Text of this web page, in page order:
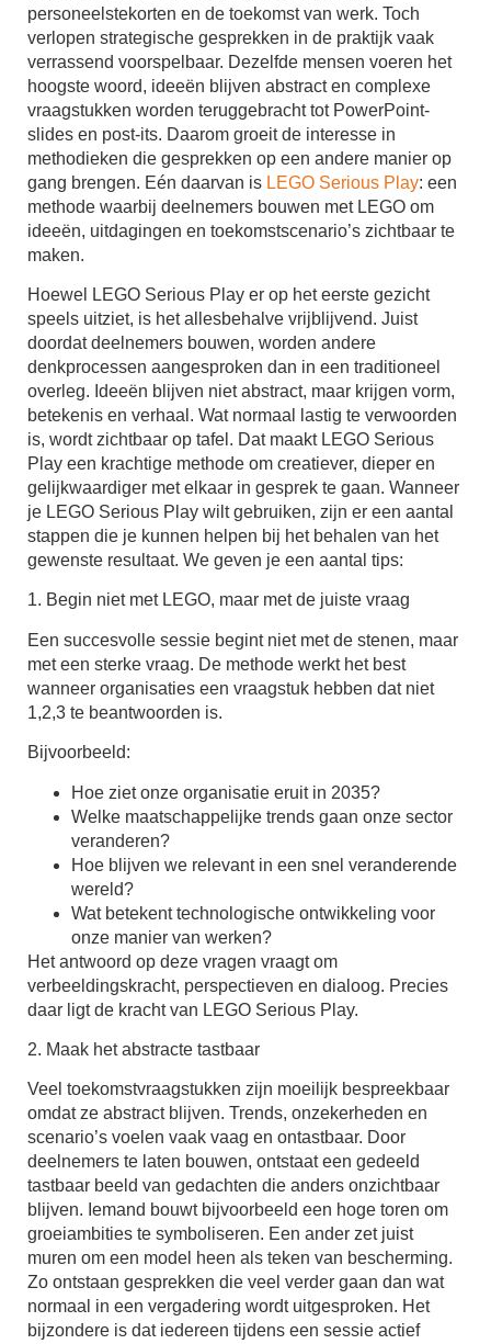
personeelstekorten en de toekomst van werk. Toch
verlopen strategische gesprekken in de praktijk vaak
verrassend voorspelbaar. Dezelfde mensen voeren het
hoogste woord, ideeën blijven abstract en complexe
vraagstukken worden teruggebracht tot PowerPoint-
slides en post-its. Daarom groeit de interesse in
methodieken die gesprekken op een andere manier op
gang brengen. Eén daarvan is LEGO Serious Play: een
methode waarbij deelnemers bouwen met LEGO om
ideeën, uitdagingen en toekomstscenario’s zichtbaar te
maken.
Hoewel LEGO Serious Play er op het eerste gezicht
speels uitziet, is het allesbehalve vrijblijvend. Juist
doordat deelnemers bouwen, worden andere
denkprocessen aangesproken dan in een traditioneel
overleg. Ideeën blijven niet abstract, maar krijgen vorm,
betekenis en verhaal. Wat normaal lastig te verwoorden
is, wordt zichtbaar op tafel. Dat maakt LEGO Serious
Play een krachtige methode om creatiever, dieper en
gelijkwaardiger met elkaar in gesprek te gaan. Wanneer
je LEGO Serious Play wilt gebruiken, zijn er een aantal
stappen die je kunnen helpen bij het behalen van het
gewenste resultaat. We geven je een aantal tips:
1. Begin niet met LEGO, maar met de juiste vraag
Een succesvolle sessie begint niet met de stenen, maar
met een sterke vraag. De methode werkt het best
wanneer organisaties een vraagstuk hebben dat niet
1,2,3 te beantwoorden is.
Bijvoorbeeld:
Hoe ziet onze organisatie eruit in 2035?
Welke maatschappelijke trends gaan onze sector
veranderen?
Hoe blijven we relevant in een snel veranderende
wereld?
Wat betekent technologische ontwikkeling voor
onze manier van werken?
Het antwoord op deze vragen vraagt om
verbeeldingskracht, perspectieven en dialoog. Precies
daar ligt de kracht van LEGO Serious Play.
2. Maak het abstracte tastbaar
Veel toekomstvraagstukken zijn moeilijk bespreekbaar
omdat ze abstract blijven. Trends, onzekerheden en
scenario’s voelen vaak vaag en ontastbaar. Door
deelnemers te laten bouwen, ontstaat een gedeeld
tastbaar beeld van gedachten die anders onzichtbaar
blijven. Iemand bouwt bijvoorbeeld een hoge toren om
groeiambities te symboliseren. Een ander zet juist
muren om een model heen als teken van bescherming.
Zo ontstaan gesprekken die veel verder gaan dan wat
normaal in een vergadering wordt uitgesproken. Het
bijzondere is dat iedereen tijdens een sessie actief